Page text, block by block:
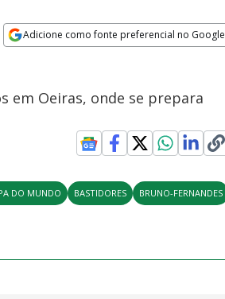
Adicione como fonte preferencial no Google
em Oeiras, onde se prepara
DO MUNDO BASTIDORES BRUNO-FERNANDES